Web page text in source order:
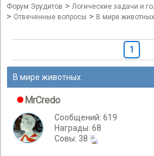
Форум Эрудитов > Логические задачи и
> Отвеченные вопросы > В мире животных
1
В мире животных
MrCredo
Сообщений: 619
Награды: 68
Cовы: 38